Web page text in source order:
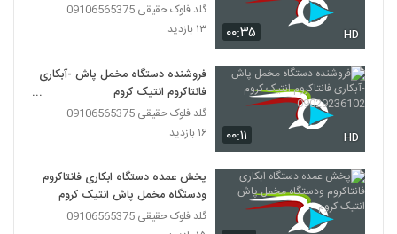
۰۰:۳۵ HD
گلد فلوک حقیقی 09106565375
۱۳ بازدید
۰۰:۱۱ HD
فروشنده دستگاه مخمل پاش -آبکاری
فانتاکروم انتیک کروم
09029236102
گلد فلوک حقیقی 09106565375
۱۶ بازدید
پخش عمده دستگاه ابکاری فانتاکروم
ودستگاه مخمل پاش انتیک کروم
گلد فلوک حقیقی 09106565375